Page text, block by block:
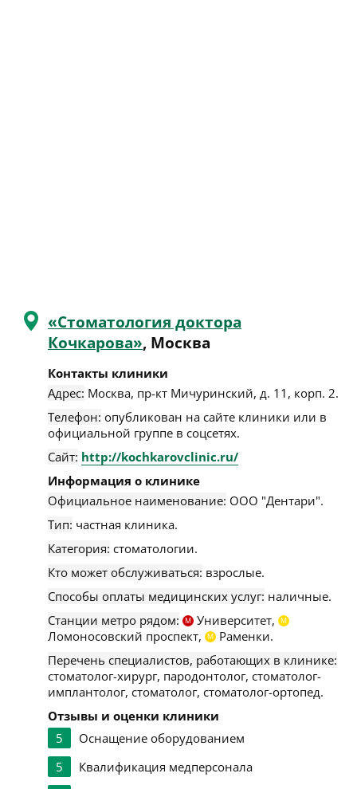
«Стоматология доктора
Кочкарова», Москва
Контакты клиники
Адрес: Москва, пр-кт Мичуринский, д. 11, корп. 2.
Телефон: опубликован на сайте клиники или в
официальной группе в соцсетях.
Сайт: http://kochkarovclinic.ru/
Информация о клинике
Официальное наименование: ООО "Дентари".
Тип: частная клиника.
Категория: стоматологии.
Кто может обслуживаться: взрослые.
Способы оплаты медицинских услуг: наличные.
Станции метро рядом:
М Университет, М
Ломоносовский проспект, М
Раменки.
Перечень специалистов, работающих в клинике:
стоматолог-хирург, пародонтолог, стоматолог-
имплантолог, стоматолог, стоматолог-ортопед.
Отзывы и оценки клиники
5
Оснащение оборудованием
5
Квалификация медперсонала